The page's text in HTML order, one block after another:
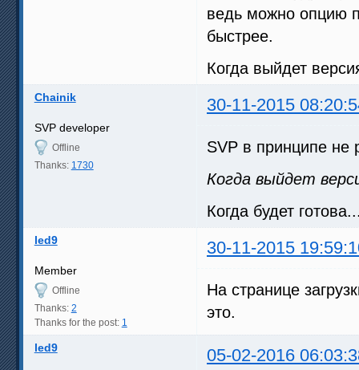
ведь можно опцию
быстрее.
Когда выйдет
Chainik 30-11-2015
SVP developer
Offline
Thanks: 1730
SVP в принципе не
Когда выйдет
Когда будет
led9 30-11-2015
Member
Offline
Thanks: 2
Thanks for the post: 1
На странице
это.
led9 05-02-2016